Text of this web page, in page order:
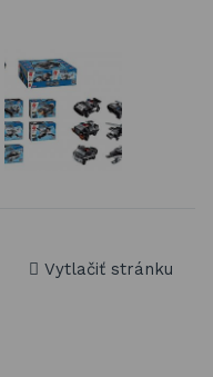
Vytlačiť stránku